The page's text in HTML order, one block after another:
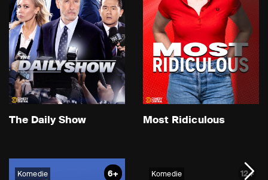
The Daily Show Most Ridiculous
Komedie 6+ Komedie 12+